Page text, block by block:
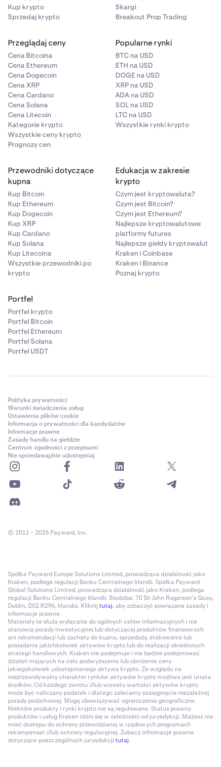
Kup krypto
Sprzedaj krypto
Skargi
Breakout Prop Trading
Przeglądaj ceny
Cena Bitcoina
Cena Ethereum
Cena Dogecoin
Cena XRP
Cena Cardano
Cena Solana
Cena Litecoin
Kategorie krypto
Wszystkie ceny krypto
Prognozy cen
Popularne rynki
BTC na USD
ETH na USD
DOGE na USD
XRP na USD
ADA na USD
SOL na USD
LTC na USD
Wszystkie rynki krypto
Przewodniki dotyczące
kupna
Kup Bitcoin
Kup Ethereum
Kup Dogecoin
Kup XRP
Kup Cardano
Kup Solana
Kup Litecoina
Wszystkie przewodniki po
krypto
Edukacja w zakresie
krypto
Czym jest kryptowaluta?
Czym jest Bitcoin?
Czym jest Ethereum?
Najlepsze kryptowalutowe
platformy futures
Najlepsze giełdy kryptowalut
Kraken i Coinbase
Kraken i Binance
Poznaj krypto
Portfel
Portfel krypto
Portfel Bitcoin
Portfel Ethereum
Portfel Solana
Portfel USDT
Polityka prywatności
Warunki świadczenia usług
Ustawienia plików cookie
Informacja o prywatności dla kandydatów
Informacje prawne
Zasady handlu na giełdzie
Centrum zgodności z przepisami
Nie sprzedawaj/nie udostępniaj
© 2011 – 2026 Payward, Inc.
Spółka Payward Europe Solutions Limited, prowadząca działalność jako
Kraken, podlega regulacji Banku Centralnego Irlandii. Spółka Payward
Global Solutions Limited, prowadząca działalność jako Kraken, podlega
regulacji Banku Centralnego Irlandii. Siedziba: 70 Sir John Rogerson’s Quay,
Dublin, D02 R296, Irlandia. Kliknij tutaj, aby zobaczyć powiązane zasady i
informacje prawne.
Materiały te służą wyłącznie do ogólnych celów informacyjnych i nie
stanowią porady inwestycyjnej lub dotyczącej produktów finansowych
ani rekomendacji lub zachęty do kupna, sprzedaży, stakowania lub
posiadania jakichkolwiek aktywów krypto lub do realizacji określonych
strategii handlowych. Kraken nie podejmuje i nie będzie podejmować
działań mających na celu podwyższenie lub obniżenie ceny
jakiegokolwiek udostępnianego aktywa krypto. Ze względu na
nieprzewidywalny charakter rynków aktywów krypto możliwa jest utrata
środków. Od każdego zwrotu i/lub wzrostu wartości aktywów krypto
może być naliczany podatek i dlatego zalecamy zasięgnięcie niezależnej
porady podatkowej. Mogą obowiązywać ograniczenia geograficzne.
Niektóre produkty i rynki krypto nie są regulowane. Status prawny
produktów i usług Kraken różni się w zależności od jurysdykcji. Możesz nie
mieć dostępu do ochrony przewidzianej w rządowych programach
rekompensat i/lub ochrony regulacyjnej. Zobacz informacje prawne
dotyczące poszczególnych jurysdykcji tutaj.